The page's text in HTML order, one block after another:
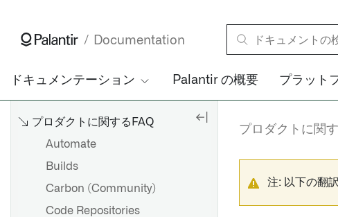
Documentation
ドキュメンテーション Palantir の概要 プラット
プロダクトに関するFAQ
Automate
Builds
Carbon (Community)
Code Repositories
プロダクトに関
注: 以下の翻